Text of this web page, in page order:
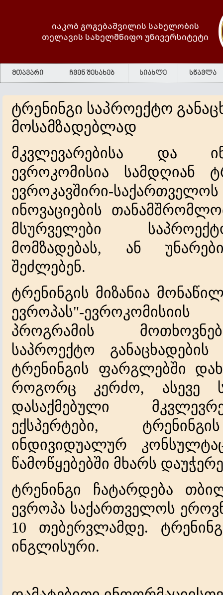
იაკობ გოგებაშვილის სახელობის
თელავის სახელმწიფო უნივერსიტეტი
მთავარი ჩვენ შესახებ სიახლე სწავლა
ტრენინგი საპროექტო
მოსამზადებლად
მკვლევარებისა და
ევროკომისია
სამდღიან
ევროკავშირი-საქართველოს
ინოვაციების
მსურველები
მომზადებას, ან
შეძლებენ.
ტრენინგის მიზანია
ევროპას"-ევროკომისიის
პროგრამის
საპროექტო
განაცხადების
ტრენინგის ფარგლებში
როგორც
კერძო, ასევე
დასაქმებული
ექსპერტები, ტრენინგის
ინდივიდუალურ
წამოწყებებში მხარს
ტრენინგი
ჩატარდება
ევროპა საქართველოს
10 თებერვლამდე.
ინგლისური.